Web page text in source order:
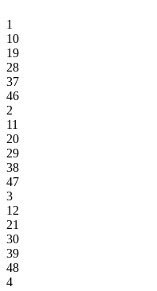
1
10
19
28
37
46
2
11
20
29
38
47
3
12
21
30
39
48
4